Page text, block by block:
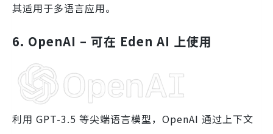
其适用于多语言应用。
6. OpenAI – 可在 Eden AI 上使用
利用 GPT-3.5 等尖端语言模型，OpenAI 通过上下文